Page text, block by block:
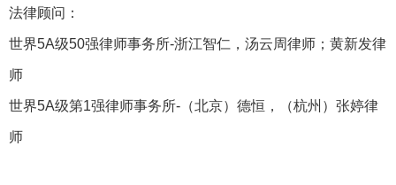
法律顾问：
世界5A级50强律师事务所-浙江智仁，汤云周律师；黄新发律
师
世界5A级第1强律师事务所-（北京）德恒，（杭州）张婷律
师